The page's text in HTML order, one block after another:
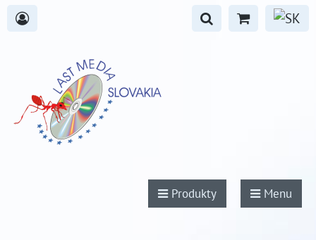
Produkty Menu